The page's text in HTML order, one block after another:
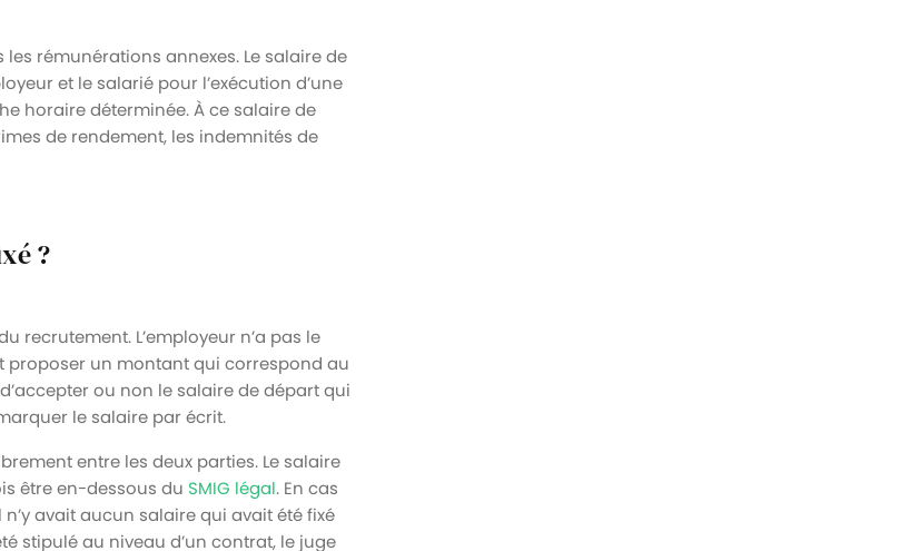
rémunérations annexes. Le salaire de
et le salarié pour l’exécution d’une
horaire déterminée. À ce salaire de
de rendement, les indemnités de
?
recrutement. L’employeur n’a pas le
proposer un montant qui correspond au
ou non le salaire de départ qui
le salaire par écrit.
entre les deux parties. Le salaire
être en-dessous du SMIG légal. En cas
avait aucun salaire qui avait été fixé
stipulé au niveau d’un contrat, le juge